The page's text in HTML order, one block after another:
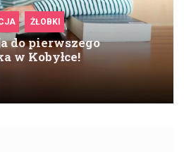
ŻŁOBKI
do pierwszego
w Kobyłce!